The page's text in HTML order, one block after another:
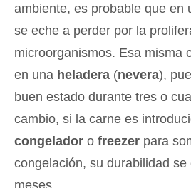
ambiente, es probable que en
se eche a perder por la
microorganismos. Esa misma
en una heladera (nevera),
buen estado durante tres o
cambio, si la carne es
congelador o freezer para
congelación, su durabilidad
meses.